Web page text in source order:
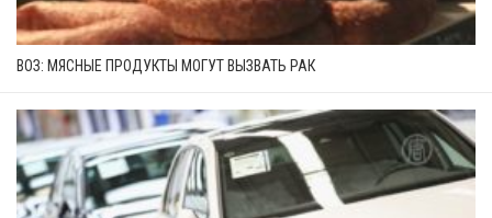
ВОЗ: МЯСНЫЕ ПРОДУКТЫ МОГУТ ВЫЗВАТЬ РАК